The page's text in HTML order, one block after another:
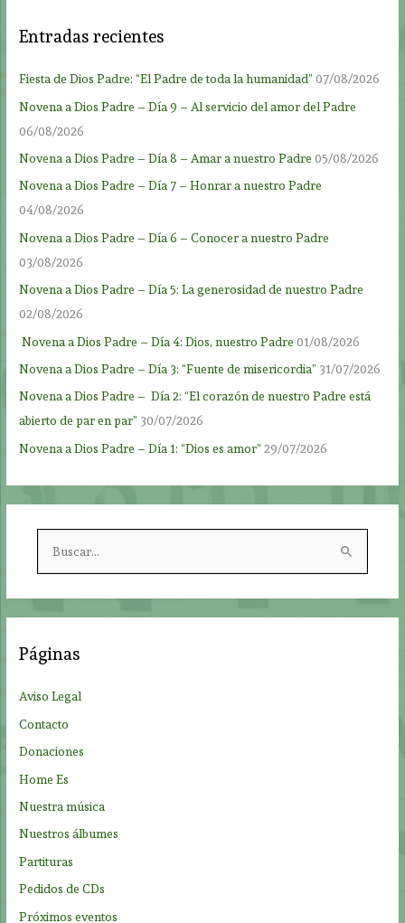
Entradas recientes
Fiesta de Dios Padre: “El Padre de toda la humanidad” 07/08/2026
Novena a Dios Padre – Día 9 – Al servicio del amor del Padre
06/08/2026
Novena a Dios Padre – Día 8 – Amar a nuestro Padre 05/08/2026
Novena a Dios Padre – Día 7 – Honrar a nuestro Padre
04/08/2026
Novena a Dios Padre – Día 6 – Conocer a nuestro Padre
03/08/2026
Novena a Dios Padre – Día 5: La generosidad de nuestro Padre
02/08/2026
Novena a Dios Padre – Día 4: Dios, nuestro Padre 01/08/2026
Novena a Dios Padre – Día 3: “Fuente de misericordia” 31/07/2026
Novena a Dios Padre – Día 2: “El corazón de nuestro Padre está
abierto de par en par” 30/07/2026
Novena a Dios Padre – Día 1: “Dios es amor” 29/07/2026
r
:
Páginas
Aviso Legal
Contacto
Donaciones
Home Es
Nuestra música
Nuestros álbumes
Partituras
Pedidos de CDs
Próximos eventos